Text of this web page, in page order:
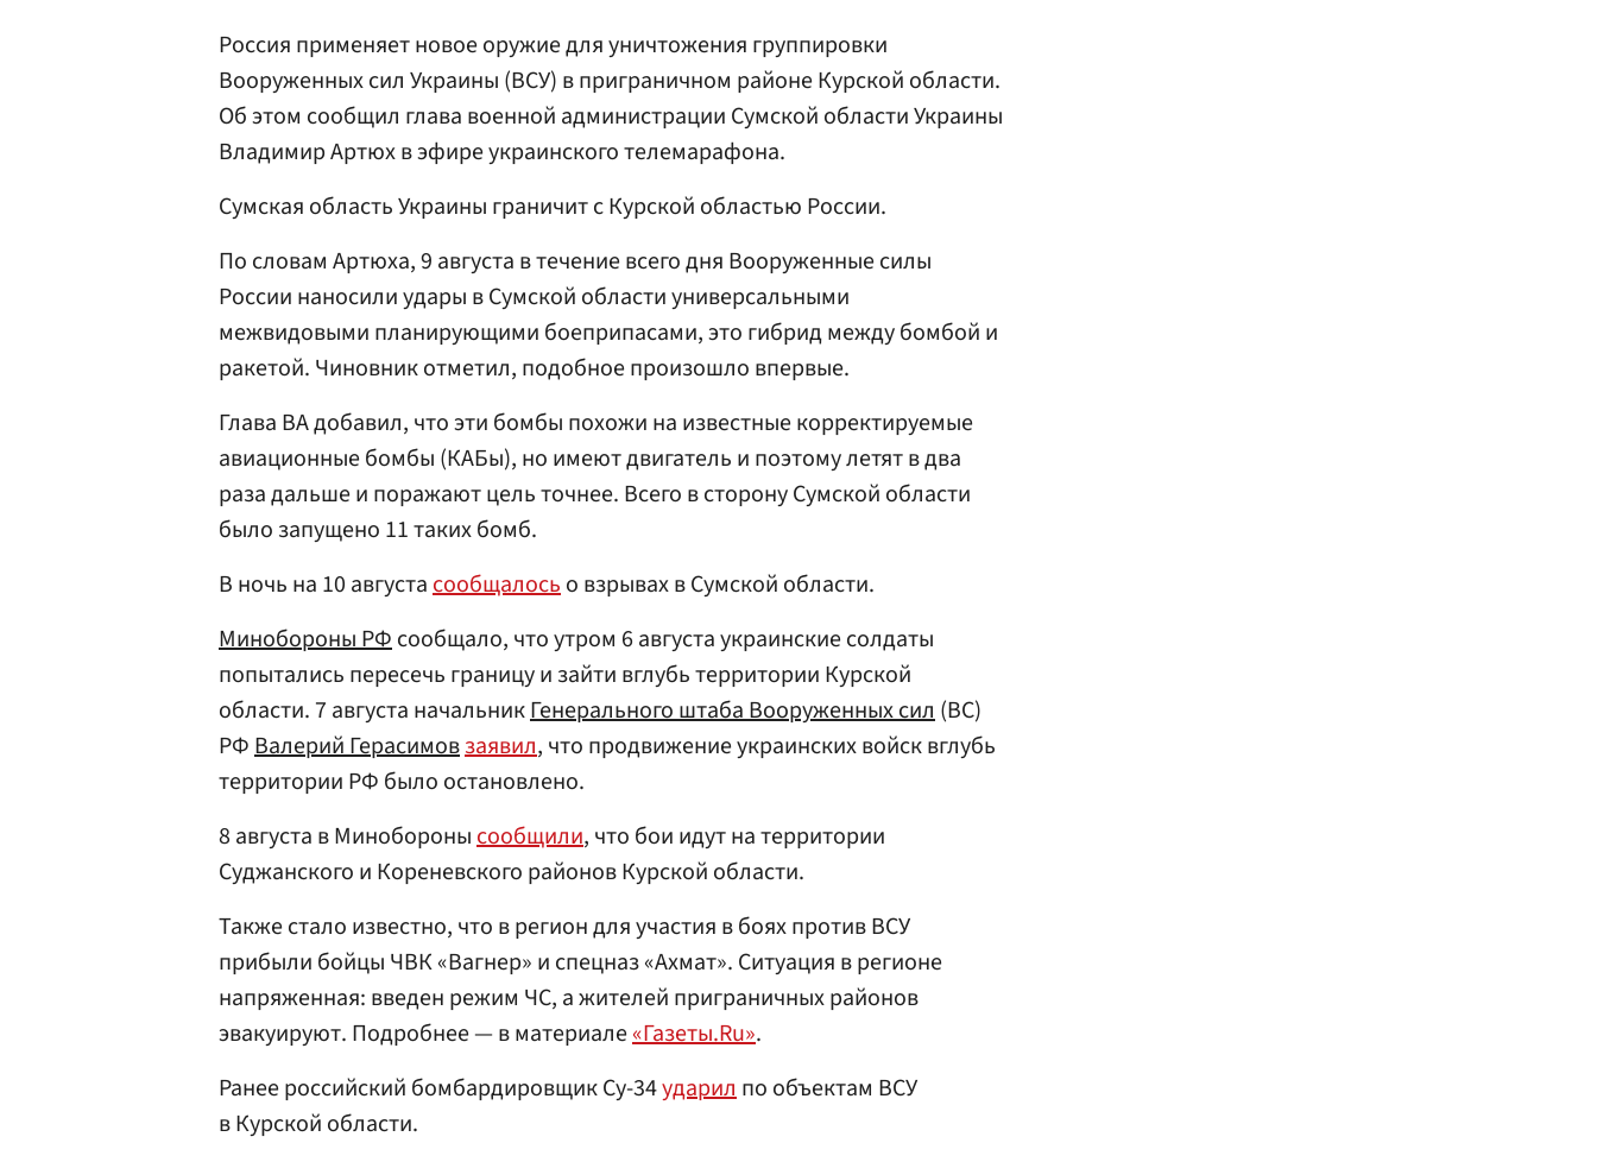
Россия применяет новое оружие для уничтожения группировки
Вооруженных сил Украины (ВСУ) в приграничном районе Курской области.
Об этом сообщил глава военной администрации Сумской области Украины
Владимир Артюх в эфире украинского телемарафона.
Сумская область Украины граничит с Курской областью России.
По словам Артюха, 9 августа в течение всего дня Вооруженные силы
России наносили удары в Сумской области универсальными
межвидовыми планирующими боеприпасами, это гибрид между бомбой и
ракетой. Чиновник отметил, подобное произошло впервые.
Глава ВА добавил, что эти бомбы похожи на известные корректируемые
авиационные бомбы (КАБы), но имеют двигатель и поэтому летят в два
раза дальше и поражают цель точнее. Всего в сторону Сумской области
было запущено 11 таких бомб.
В ночь на 10 августасообщалосьо взрывах в Сумской области.
Минобороны РФсообщало, что утром 6 августа украинские солдаты
попытались пересечь границу и зайти вглубь территории Курской
области. 7 августа начальникГенерального штаба Вооруженных сил(ВС)
РФВалерий Герасимовзаявил, что продвижение украинских войск вглубь
территории РФ было остановлено.
8 августа в Миноборонысообщили, что бои идут на территории
Суджанского и Кореневского районов Курской области.
Также стало известно, что в регион для участия в боях против ВСУ
прибыли бойцы ЧВК «Вагнер» и спецназ «Ахмат». Ситуация в регионе
напряженная: введен режим ЧС, а жителей приграничных районов
эвакуируют. Подробнее — в материале«Газеты.Ru».
Ранее российский бомбардировщик Су-34ударилпо объектам ВСУ
в Курской области.